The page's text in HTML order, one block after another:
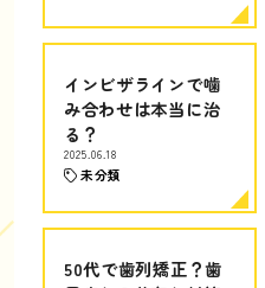
インビザラインで噛
み合わせは本当に治
る？
2025.06.18
未分類
50代で歯列矯正？歯